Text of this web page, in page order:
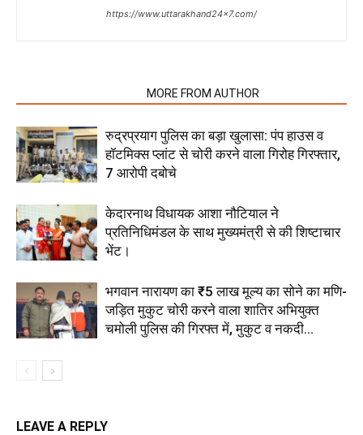
https://www.uttarakhand24x7.com/
MORE FROM AUTHOR
रुद्रप्रयाग पुलिस का बड़ा खुलासा: पंप हाउस व
हॉटमिक्स प्लांट से चोरी करने वाला गिरोह गिरफ्तार,
7 आरोपी दबोचे
केदारनाथ विधायक आशा नौटियाल ने
प्रतिनिधिमंडल के साथ मुख्यमंत्री से की शिष्टाचार
भेंट।
भगवान नारायण का ₹5 लाख मूल्य का सोने का मणि-
जड़ित मुकुट चोरी करने वाला शातिर अभियुक्त
चमोली पुलिस की गिरफ्त में, मुकुट व नकदी...
LEAVE A REPLY